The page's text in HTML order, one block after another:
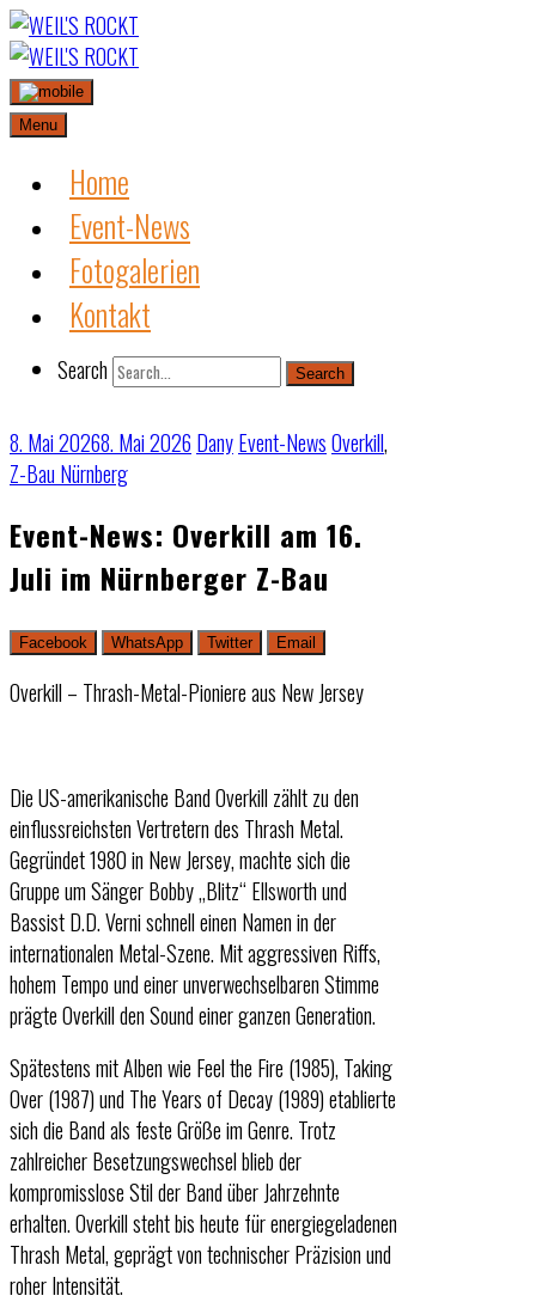
Skip
to
content
Menu
Home
Event-News
Fotogalerien
Kontakt
Search Search
8. Mai 20268. Mai 2026 DanyEvent-NewsOverkill,
Z-Bau Nürnberg
Event-News: Overkill am 16.
Juli im Nürnberger Z-Bau
Facebook WhatsApp Twitter Email
Overkill – Thrash-Metal-Pioniere aus New Jersey
Die US-amerikanische Band Overkill zählt zu den
einflussreichsten Vertretern des Thrash Metal.
Gegründet 1980 in New Jersey, machte sich die
Gruppe um Sänger Bobby „Blitz“ Ellsworth und
Bassist D.D. Verni schnell einen Namen in der
internationalen Metal-Szene. Mit aggressiven Riffs,
hohem Tempo und einer unverwechselbaren Stimme
prägte Overkill den Sound einer ganzen Generation.
Spätestens mit Alben wie Feel the Fire (1985), Taking
Over (1987) und The Years of Decay (1989) etablierte
sich die Band als feste Größe im Genre. Trotz
zahlreicher Besetzungswechsel blieb der
kompromisslose Stil der Band über Jahrzehnte
erhalten. Overkill steht bis heute für energiegeladenen
Thrash Metal, geprägt von technischer Präzision und
roher Intensität.